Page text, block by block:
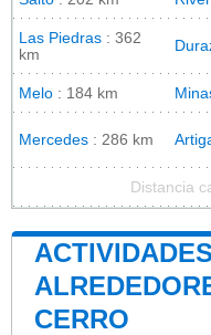
Las Piedras : 362
km
Melo : 184 km
Mercedes : 286 km
Distancia
CERRO